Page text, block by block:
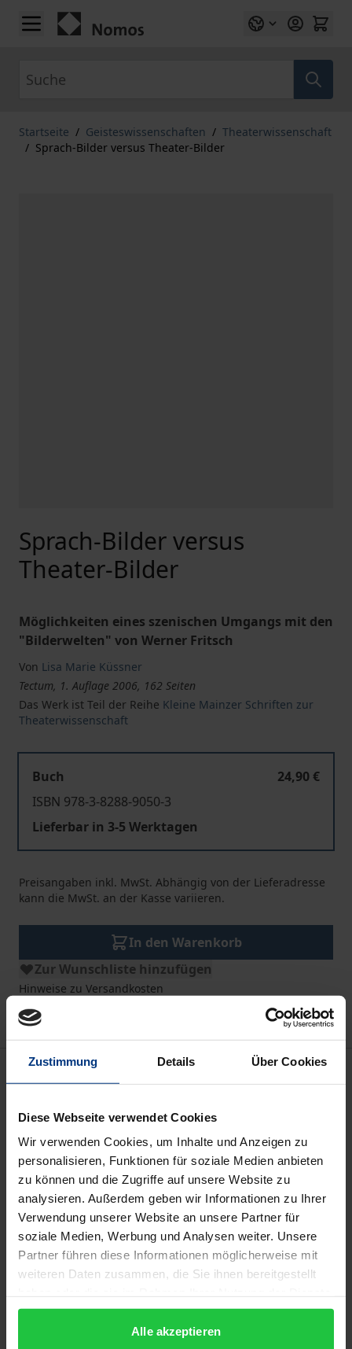
Zustimmung Details Über Cookies
Diese Webseite verwendet Cookies
Wir verwenden Cookies, um Inhalte und Anzeigen zu
personalisieren, Funktionen für soziale Medien anbieten
zu können und die Zugriffe auf unsere Website zu
analysieren. Außerdem geben wir Informationen zu Ihrer
Verwendung unserer Website an unsere Partner für
soziale Medien, Werbung und Analysen weiter. Unsere
Partner führen diese Informationen möglicherweise mit
weiteren Daten zusammen, die Sie ihnen bereitgestellt
gesammelt haben.
Alle akzeptieren
Zum Inhalt springen
Startseite / Geisteswissenschaften / Theaterwissenschaft
/ Sprach-Bilder versus Theater-Bilder
Sprach-Bilder versus
Theater-Bilder
Möglichkeiten eines szenischen Umgangs mit den
"Bilderwelten" von Werner Fritsch
Von Lisa Marie Küssner
Tectum, 1. Auflage 2006, 162 Seiten
Das Werk ist Teil der Reihe Kleine Mainzer Schriften zur
Theaterwissenschaft
Buch
24,90 €
ISBN 978-3-8288-9050-3
Lieferbar in 3-5 Werktagen
Preisangaben inkl. MwSt. Abhängig von der Lieferadresse
kann die MwSt. an der Kasse variieren.
In den Warenkorb
Zur Wunschliste hinzufügen
Hinweise zu Versandkosten
Beschreibung
Werner Fritsch ist das, was man einen poetischen
Topographen nennen möchte, der die Landschaft
seiner oberpfälzischen Heimat in Sprache fasst, sie
zur Figur werden lässt. Natur wird in Analogie
gesetzt zum menschlichen Körper und seiner
Sprache, die in ihm, aus ihm heraus entsteht und
über ihn hinaus, in die Landschaft hinein wächst. So
erhält eine Topographie in der Sprache einen neuen
über die Sprache hinweg zu wagen, um zu den
Bildern zu gelangen, die sie evoziert. In Sprach-